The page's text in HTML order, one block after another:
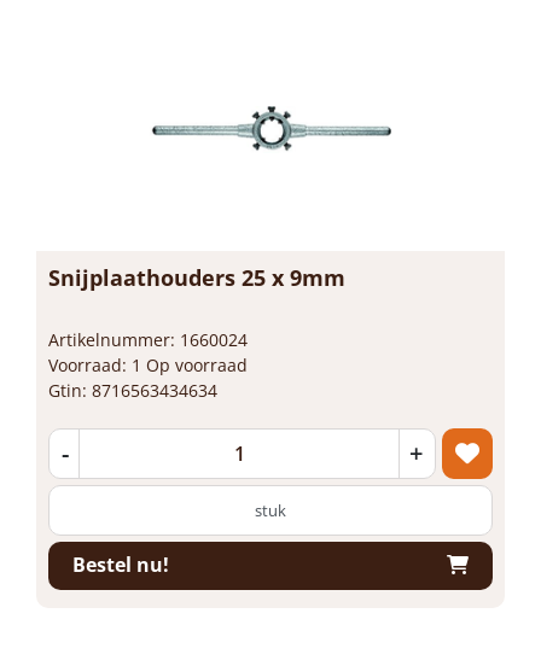
Snijplaathouders 25 x 9mm
Artikelnummer: 1660024
Voorraad: 1 Op voorraad
Gtin: 8716563434634
- +
stuk
Bestel nu!